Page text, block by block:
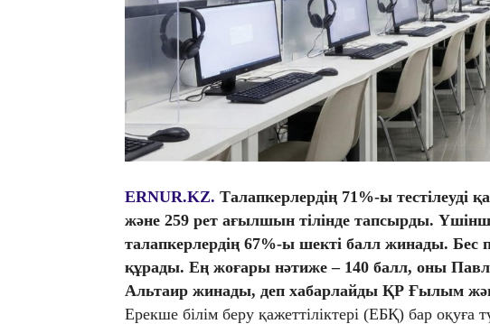
ERNUR.KZ. Талапкерлердің 71%-ы тестілеуді
және 259 рет ағылшын тілінде тапсырды.
талапкерлердің 67%-ы шекті балл жинады.
құрады. Ең жоғары нәтиже – 140 балл, оны
Альтаир жинады, деп хабарлайды ҚР Ғылым
Ерекше білім беру қажеттіліктері (ЕБҚ) бар оқуға